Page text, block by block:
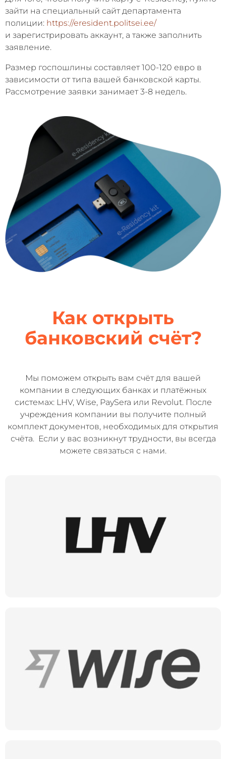
зайти на специальный сайт департамента
полиции: https://eresident.politsei.ee/
и зарегистрировать аккаунт, а также заполнить
заявление.
Размер госпошлины составляет 100-120 евро в
зависимости от типа вашей банковской карты.
Рассмотрение заявки занимает 3-8 недель.
Как открыть
банковский счёт?
Мы поможем открыть вам счёт для вашей
компании в следующих банках и платёжных
системах: LHV, Wise, PaySera или Revolut. После
учреждения компании вы получите полный
комплект документов, необходимых для открытия
счёта. Если у вас возникнут трудности, вы всегда
можете связаться с нами.